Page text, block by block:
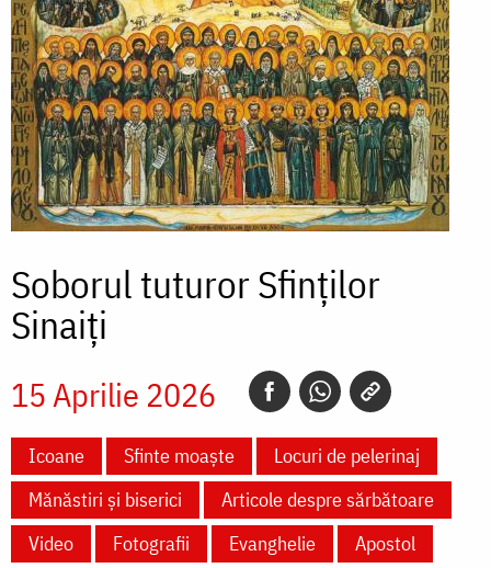
Soborul tuturor Sfinților
Sinaiţi
15 Aprilie 2026
Icoane Sfinte moaște
Locuri de pelerinaj
Mănăstiri și biserici
Articole despre sărbătoare
Video
Fotografii Evanghelie Apostol